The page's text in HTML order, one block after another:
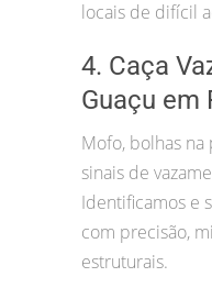
locais de difícil
4. Caça
Guaçu em
Mofo, bolhas na
sinais de
Identificamos e
com precisão,
estruturais.